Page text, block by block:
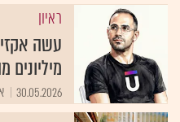
ראיון
מיליונים
30.05.2026